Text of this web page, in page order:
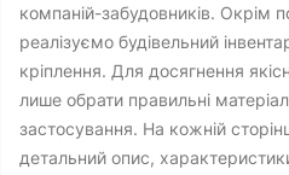
компаній-забудовників. Окрім
реалізуємо будівельний
кріплення. Для досягнення
лише обрати правильні
застосування. На кожній
детальний опис,